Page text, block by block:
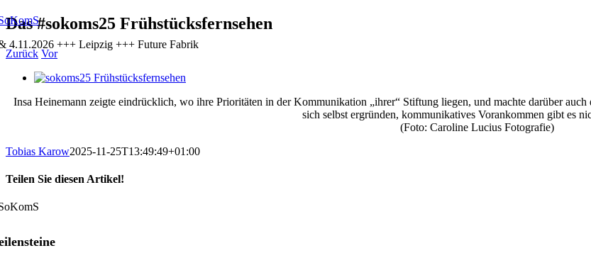
Zum
Inhalt
springen
4.11.2026 +++ Leipzig +++ Future Fabrik
Das #sokoms25 Frühstücksfernsehen
Zurück Vor
Zeige
Bild
Insa Heinemann zeigte eindrücklich, wo ihre Prioritäten in der Kommunikation „ihrer“ Stiftung liegen, und machte darüber
sich selbst ergründen, kommunikatives Vorankommen gibt es
(Foto: Caroline Lucius Fotografie)
Tobias Karow2025-11-25T13:49:49+01:00
Teilen Sie diesen Artikel!
Facebook
X
LinkedIn
Xing
E-